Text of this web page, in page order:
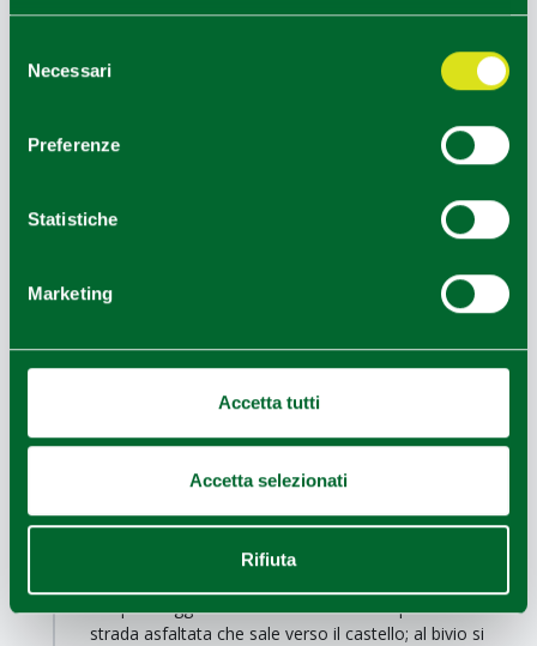
delNecessari
Preferenze
Statistiche
Marketing
Accetta tutti
Accetta selezionati
Rifiuta
Resistenza Civile
Casina
Percorrendo i 16 sentieri partigiani, un passo dopo
reggiana e, allo stesso tempo, ammirare lo splendido
Parco Nazionale dell’Appennino Tosco-
Solo tornando sui luoghi di queste vicende si
partigiani a combattere, vivendo appieno il senso di
percorso che permette di ammirare tre deicastelli
più belli:
Enrico IV
Sarzano, che domina la partenza del 3° sentiero partigiano dedicato
Dal parcheggio del cimitero di Casina si prende la
strada asfaltata che sale verso il castello; al bivio si